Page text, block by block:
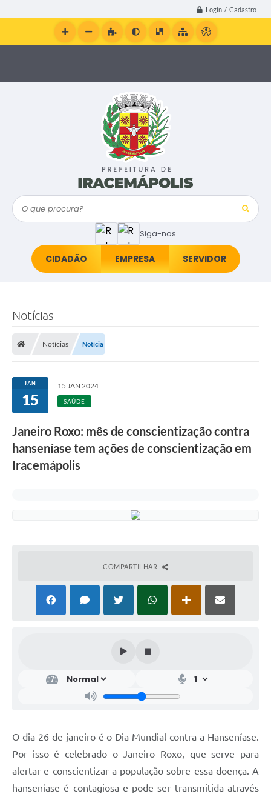
Login / Cadastro
Siga-nos
O que procura?
CIDADÃO EMPRESA SERVIDOR
Notícias
Notícias Notícia
JAN
15
15 JAN 2024
SAÚDE
Janeiro Roxo: mês de conscientização contra
hanseníase tem ações de conscientização em
Iracemápolis
COMPARTILHAR
O dia 26 de janeiro é o Dia Mundial contra a Hanseníase.
Por isso é celebrado o Janeiro Roxo, que serve para
alertar e conscientizar a população sobre essa doença. A
hanseníase é contagiosa e pode ser transmitida através